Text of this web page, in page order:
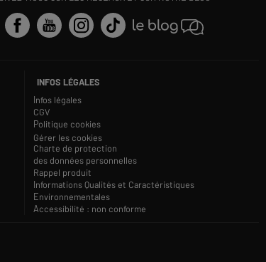
INFOS LÉGALES
Infos légales
CGV
Politique cookies
Gérer les cookies
Charte de protection
des données personnelles
Rappel produit
Informations Qualités et Caractéristiques
Environnementales
Accessibilité : non conforme